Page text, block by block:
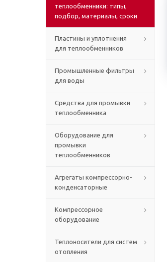
теплообменники: типы,
подбор, материалы, сроки
Пластины и уплотнения
для теплообменников
Промышленные фильтры
для воды
Средства для промывки
теплообменника
Оборудование для
промывки
теплообменников
Агрегаты компрессорно-
конденсаторные
Компрессорное
оборудование
Теплоносители для систем
отопления